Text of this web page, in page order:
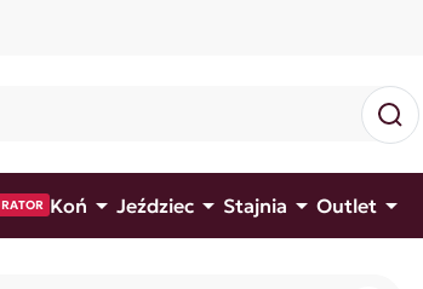
Koń  Jeździec  Stajnia  Outlet 